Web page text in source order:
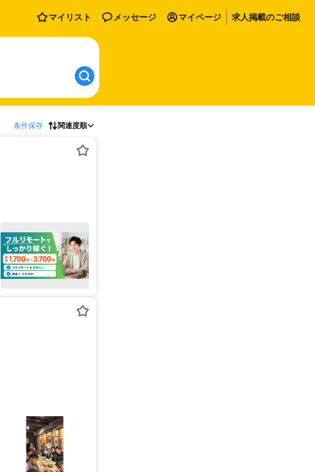
マイリスト メッセージ マイページ 求人掲載のご相談
条件保存 関連度順